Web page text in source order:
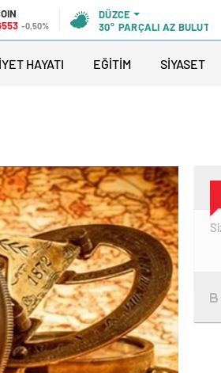
-0,50%
DÜZCE
30° PARÇALI AZ BULUTLU
HAYATI EĞİTİM SİYASET